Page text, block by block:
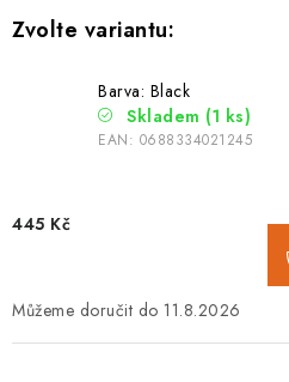
Barva: Black
Skladem (1 ks)
EAN: 0688334021245
445 Kč
11.8.2026